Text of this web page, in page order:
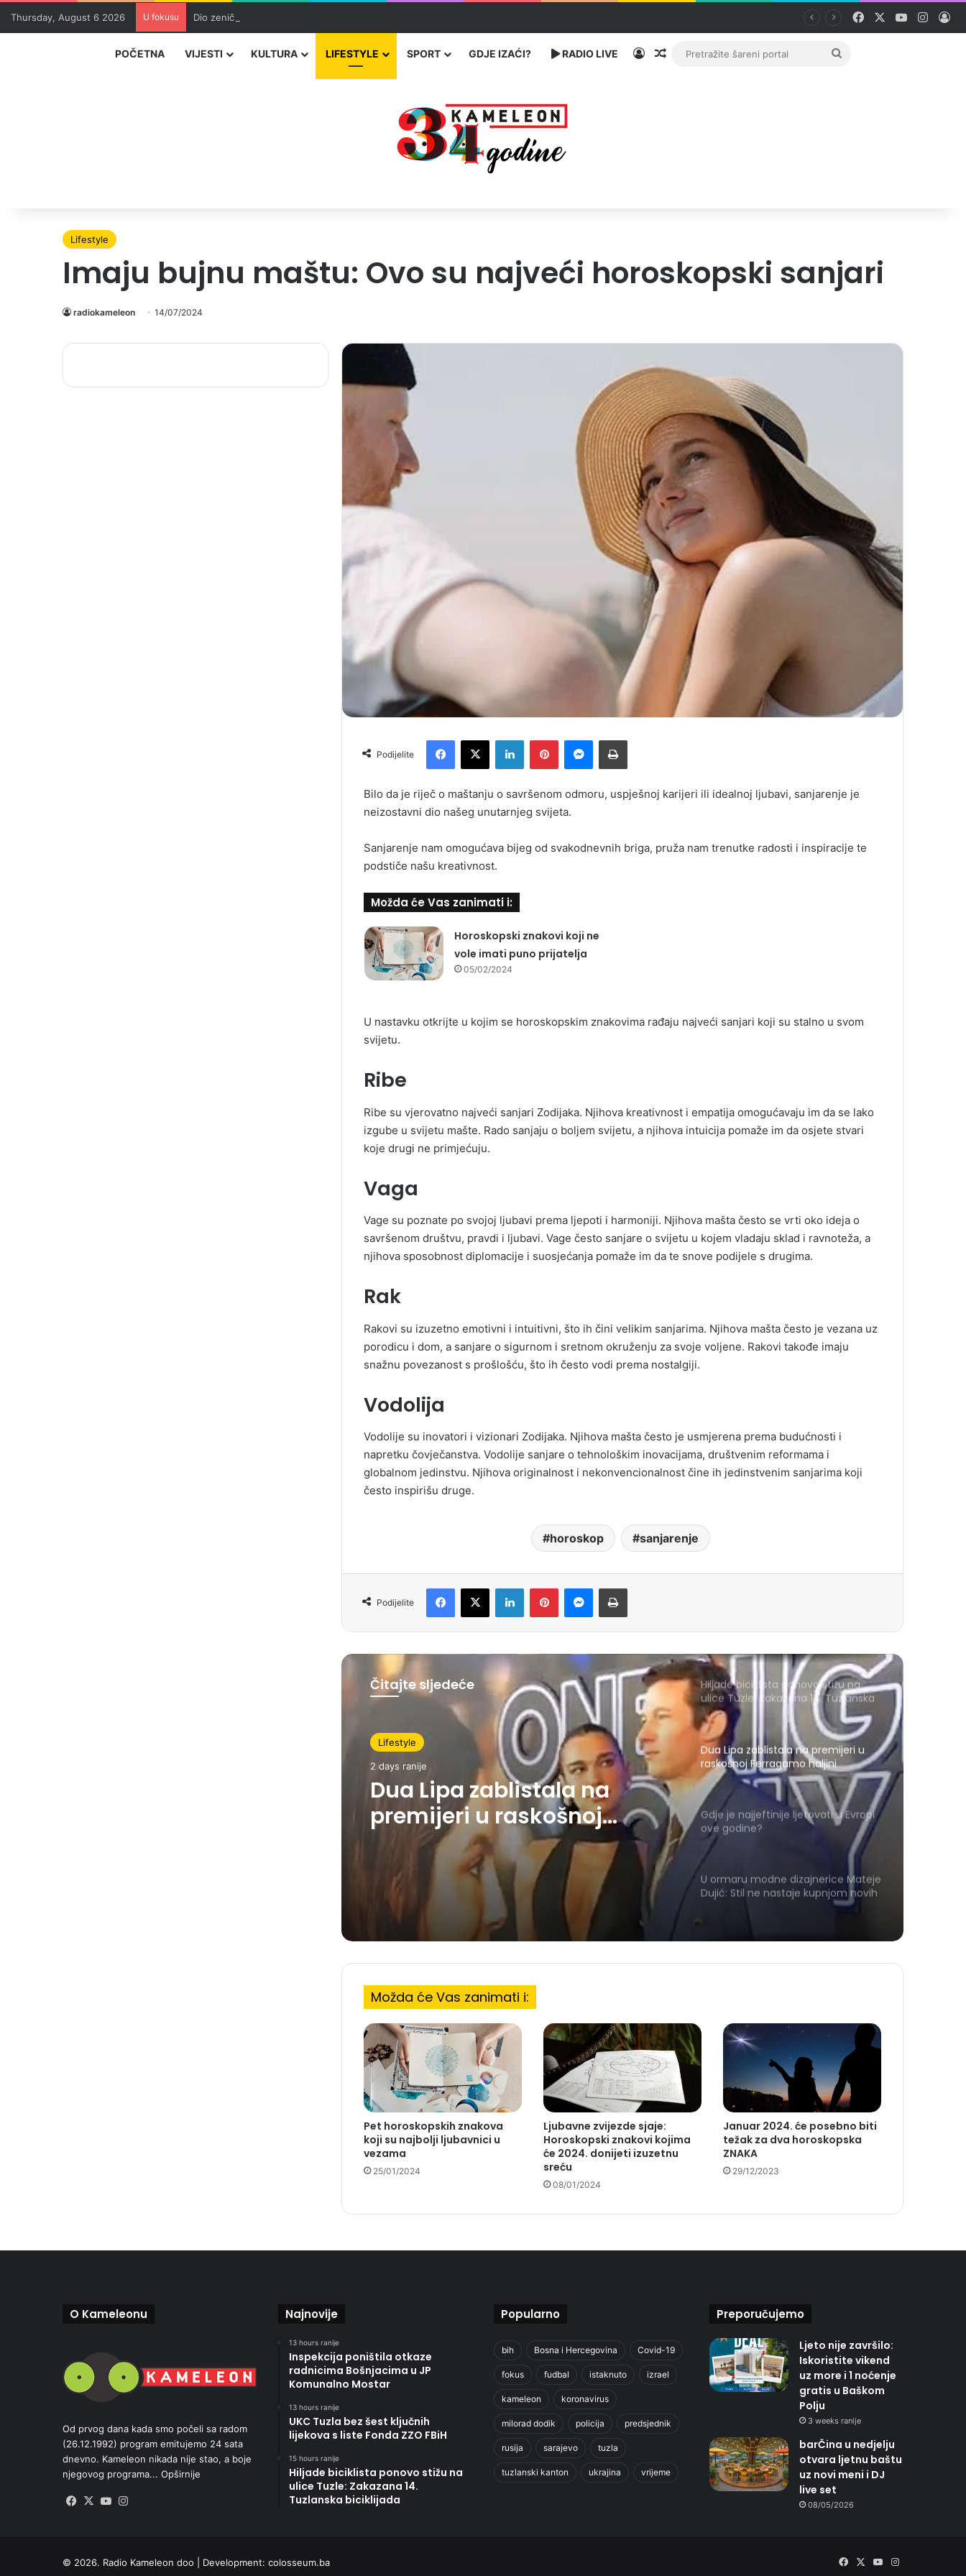
Thursday, August 6 2026 U fokusu Dio zeničkih rudara u jami zbog neisplaćenih plata i problema sa zdravstvenim knjižicama Facebook YouTube
POČETNA VIJESTI KULTURA LIFESTYLE SPORT GDJE IZAĆI? RADIO LIVE PrijavaRandom članak
Pretražite
Lifestyle
Imaju bujnu maštu: Ovo su najveći horoskopski sanjari
radiokameleon 14/07/2024
Podijelite
Bilo da je riječ o maštanju o savršenom odmoru, uspješnoj karijeri ili idealnoj ljubavi, sanjarenje je
neizostavni dio našeg unutarnjeg svijeta.
Sanjarenje nam omogućava bijeg od svakodnevnih briga, pruža nam trenutke radosti i inspiracije te
podstiče našu kreativnost.
Možda će Vas zanimati i:
Horoskopski znakovi koji ne
vole imati puno prijatelja
05/02/2024
U nastavku otkrijte u kojim se horoskopskim znakovima rađaju najveći sanjari koji su stalno u svom
svijetu.
Ribe
Ribe su vjerovatno najveći sanjari Zodijaka. Njihova kreativnost i empatija omogućavaju im da se lako
izgube u svijetu mašte. Rado sanjaju o boljem svijetu, a njihova intuicija pomaže im da osjete stvari
koje drugi ne primjećuju.
Vaga
Vage su poznate po svojoj ljubavi prema ljepoti i harmoniji. Njihova mašta često se vrti oko ideja o
savršenom društvu, pravdi i ljubavi. Vage često sanjare o svijetu u kojem vladaju sklad i ravnoteža, a
njihova sposobnost diplomacije i suosjećanja pomaže im da te snove podijele s drugima.
Rak
Rakovi su izuzetno emotivni i intuitivni, što ih čini velikim sanjarima. Njihova mašta često je vezana uz
porodicu i dom, a sanjare o sigurnom i sretnom okruženju za svoje voljene. Rakovi takođe imaju
snažnu povezanost s prošlošću, što ih često vodi prema nostalgiji.
Vodolija
Vodolije su inovatori i vizionari Zodijaka. Njihova mašta često je usmjerena prema budućnosti i
napretku čovječanstva. Vodolije sanjare o tehnološkim inovacijama, društvenim reformama i
globalnom jedinstvu. Njihova originalnost i nekonvencionalnost čine ih jedinstvenim sanjarima koji
često inspirišu druge.
horoskop sanjarenje
Podijelite
Čitajte sljedeće
Lifestyle
2 days ranije
Dua Lipa zablistala na
premijeri u raskošnoj
Ferragamo haljini
Hiljade biciklista ponovo stižu na
ulice Tuzle: Zakazana 14. Tuzlanska
biciklijada
Dua Lipa zablistala na premijeri u
raskošnoj Ferragamo haljini
Gdje je najjeftinije ljetovati u Evropi
ove godine?
U ormaru modne dizajnerice Mateje
Dujić: Stil ne nastaje kupnjom novih
Možda će Vas zanimati i:
Pet horoskopskih znakova
koji su najbolji ljubavnici u
vezama
25/01/2024
Ljubavne zvijezde sjaje:
Horoskopski znakovi kojima
će 2024. donijeti izuzetnu
sreću
08/01/2024
Januar 2024. će posebno biti
težak za dva horoskopska
ZNAKA
29/12/2023
O Kameleonu
Od prvog dana kada smo počeli sa radom
(26.12.1992) program emitujemo 24 sata
dnevno. Kameleon nikada nije stao, a boje
njegovog programa... Opširnije
Facebook
X YouTube
Najnovije
13 hours ranije
Inspekcija poništila otkaze
radnicima Bošnjacima u JP
Komunalno Mostar
13 hours ranije
UKC Tuzla bez šest ključnih
lijekova s liste Fonda ZZO FBiH
15 hours ranije
Hiljade biciklista ponovo stižu na
ulice Tuzle: Zakazana 14.
Tuzlanska biciklijada
Popularno
bih Bosna i Hercegovina Covid-19
fokus fudbal istaknuto izrael
kameleon koronavirus
milorad dodik policija predsjednik
rusija sarajevo tuzla
tuzlanski kanton ukrajina vrijeme
Preporučujemo
Ljeto nije završilo:
Iskoristite vikend
uz more i 1 noćenje
gratis u Baškom
Polju
3 weeks ranije
barČina u nedjelju
otvara ljetnu baštu
uz novi meni i DJ
live set
08/05/2026
© 2026. Radio Kameleon doo | Development: colosseum.ba FacebookYouTubeInstagram